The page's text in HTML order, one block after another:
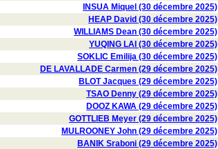
INSUA Miquel (30 décembre 2025)
HEAP David (30 décembre 2025)
WILLIAMS Dean (30 décembre 2025)
YUQING LAI (30 décembre 2025)
SOKLIC Emilija (30 décembre 2025)
DE LAVALLADE Carmen (29 décembre 2025)
BLOT Jacques (29 décembre 2025)
TSAO Denny (29 décembre 2025)
DOOZ KAWA (29 décembre 2025)
GOTTLIEB Meyer (29 décembre 2025)
MULROONEY John (29 décembre 2025)
BANIK Sraboni (29 décembre 2025)